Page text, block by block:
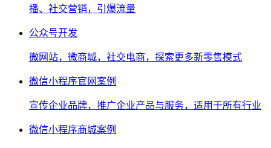
播、社交营销，引爆流量
公众号开发
微网站，微商城，社交电商，探索更多新零售模式
微信小程序官网案例
宣传企业品牌，推广企业产品与服务，适用于所有行业
微信小程序商城案例